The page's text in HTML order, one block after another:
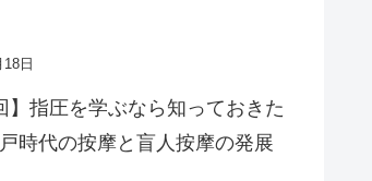
日
】指圧を学ぶなら知っておきた
時代の按摩と盲人按摩の発展